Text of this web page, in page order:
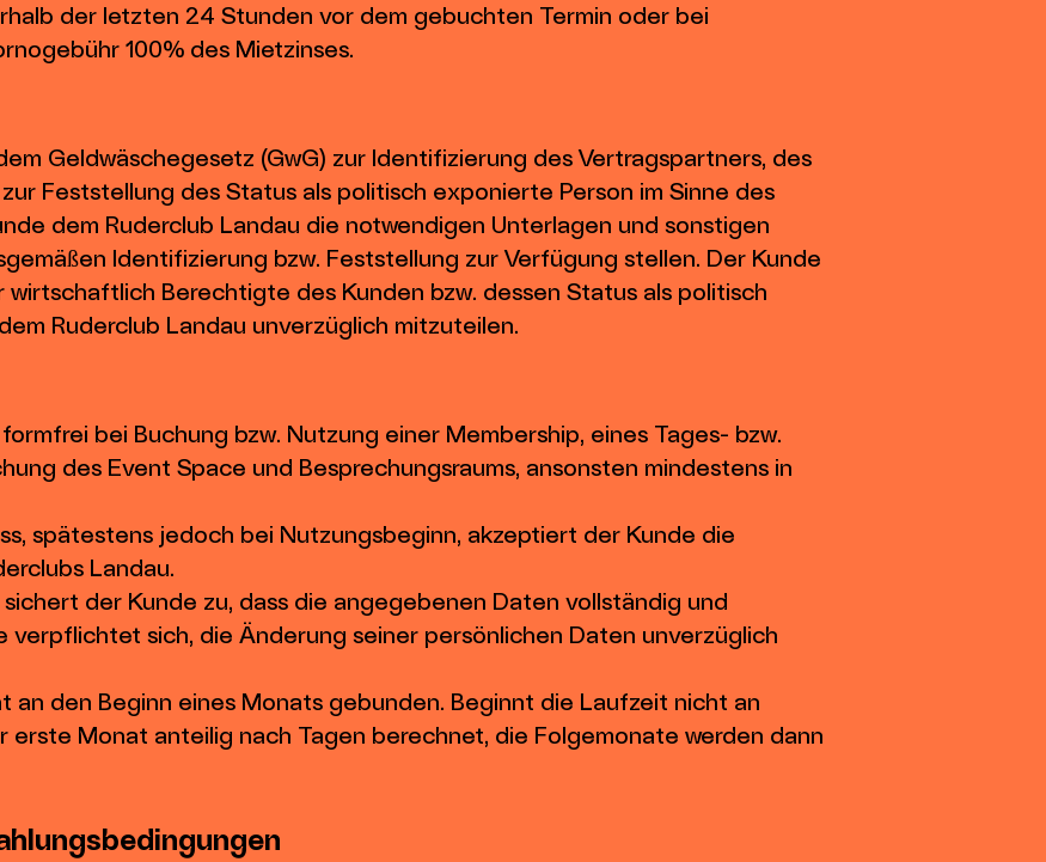
der letzten 24 Stunden vor dem gebuchten Termin oder bei
100% des Mietzinses.
Geldwäschegesetz (GwG) zur Identifizierung des Vertragspartners, des
Feststellung des Status als politisch exponierte Person im Sinne des
dem Ruderclub Landau die notwendigen Unterlagen und sonstigen
Identifizierung bzw. Feststellung zur Verfügung stellen. Der Kunde
Berechtigte des Kunden bzw. dessen Status als politisch
Ruderclub Landau unverzüglich mitzuteilen.
bei Buchung bzw. Nutzung einer Membership, eines Tages- bzw.
des Event Space und Besprechungsraums, ansonsten mindestens in
spätestens jedoch bei Nutzungsbeginn, akzeptiert der Kunde die
Landau.
der Kunde zu, dass die angegebenen Daten vollständig und
verpflichtet sich, die Änderung seiner persönlichen Daten unverzüglich
an den Beginn eines Monats gebunden. Beginnt die Laufzeit nicht an
erste Monat anteilig nach Tagen berechnet, die Folgemonate werden dann